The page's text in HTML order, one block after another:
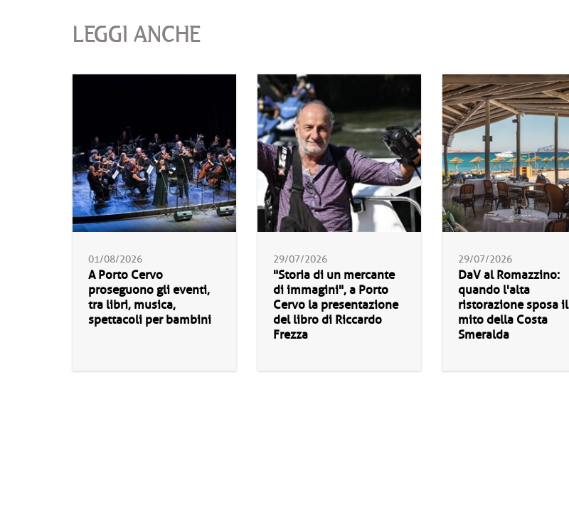
LEGGI ANCHE
01/08/2026
A Porto Cervo
proseguono gli eventi,
tra libri, musica,
spettacoli per bambini
29/07/2026
"Storia di un mercante
di immagini", a Porto
Cervo la presentazione
del libro di Riccardo
Frezza
29/07/2026
DaV al Romazzino:
quando l'alta
ristorazione sposa il
mito della Costa
Smeralda